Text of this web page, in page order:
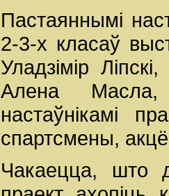
Пастаяннымі
2-3-х класаў
Уладзімір
Алена Масла,
настаўнікамі
спартсмены,
Чакаецца, што